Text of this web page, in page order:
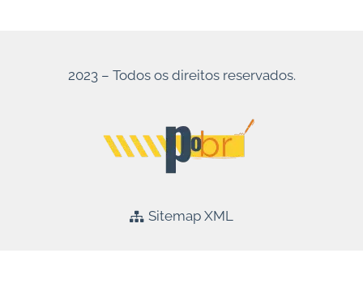
2023 – Todos os direitos reservados.
Sitemap XML